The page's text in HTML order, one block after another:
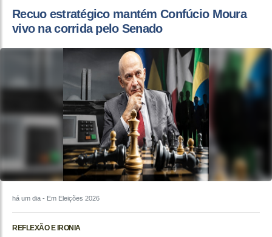
Recuo estratégico mantém Confúcio Moura
vivo na corrida pelo Senado
há um dia - Em Eleições 2026
REFLEXÃO E IRONIA